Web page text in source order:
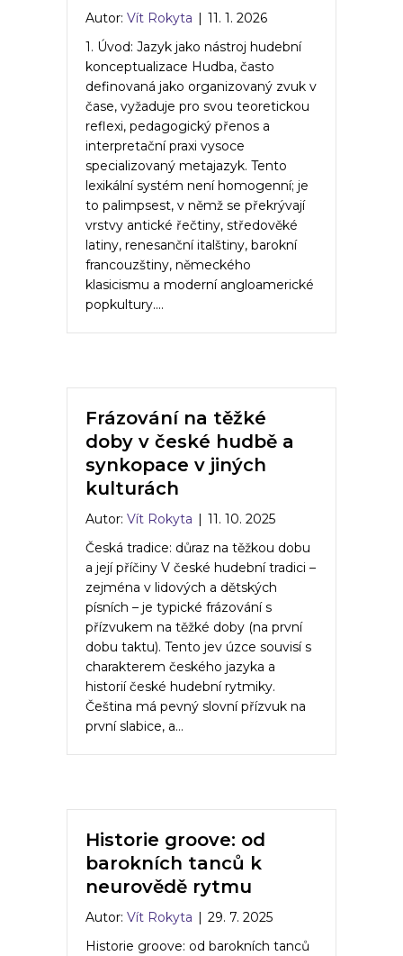
Autor: Vít Rokyta
11. 1. 2026
1. Úvod: Jazyk jako nástroj hudební
konceptualizace Hudba, často
definovaná jako organizovaný zvuk v
čase, vyžaduje pro svou teoretickou
reflexi, pedagogický přenos a
interpretační praxi vysoce
specializovaný metajazyk. Tento
lexikální systém není homogenní; je
to palimpsest, v němž se překrývají
vrstvy antické řečtiny, středověké
latiny, renesanční italštiny, barokní
francouzštiny, německého
klasicismu a moderní angloamerické
popkultury.…
Frázování na těžké
doby v české hudbě a
synkopace v jiných
kulturách
Autor: Vít Rokyta
11. 10. 2025
Česká tradice: důraz na těžkou dobu
a její příčiny V české hudební tradici –
zejména v lidových a dětských
písních – je typické frázování s
přízvukem na těžké doby (na první
dobu taktu). Tento jev úzce souvisí s
charakterem českého jazyka a
historií české hudební rytmiky.
Čeština má pevný slovní přízvuk na
první slabice, a…
Historie groove: od
barokních tanců k
neurovědě rytmu
Autor: Vít Rokyta
29. 7. 2025
Historie groove: od barokních tanců